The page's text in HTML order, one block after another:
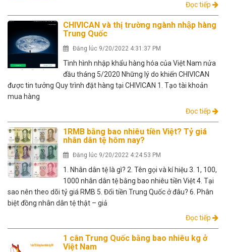
Đọc tiếp
CHIVICAN và thị trường ngành nhập hàng
Trung Quốc
Đăng lúc 9/20/2022 4:31:37 PM
Tình hình nhập khẩu hàng hóa của Việt Nam nửa
đầu tháng 5/2020 Những lý do khiến CHIVICAN
được tin tưởng Quy trình đặt hàng tại CHIVICAN 1. Tạo tài khoản
mua hàng
Đọc tiếp
1RMB bằng bao nhiêu tiền Việt? Tỷ giá
nhân dân tệ hôm nay?
Đăng lúc 9/20/2022 4:24:53 PM
1. Nhân dân tệ là gì? 2. Tên gọi và kí hiệu 3. 1, 100,
1000 nhân dân tệ bằng bao nhiêu tiền Việt 4. Tại
sao nên theo dõi tỷ giá RMB 5. Đổi tiền Trung Quốc ở đâu? 6. Phân
biệt đồng nhân dân tệ thật – giả
Đọc tiếp
1 cân Trung Quốc bằng bao nhiêu kg ở
Việt Nam